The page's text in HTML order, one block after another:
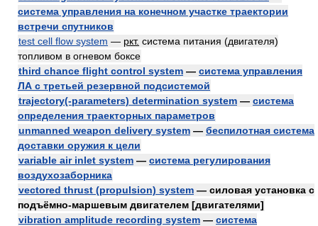
система управления на конечном участке траектории
встречи спутников
test cell flow system — ркт. система питания (двигателя)
топливом в огневом боксе
third chance flight control system — система управления
ЛА с третьей резервной подсистемой
trajectory(-parameters) determination system — система
определения траекторных параметров
unmanned weapon delivery system — беспилотная система
доставки оружия к цели
variable air inlet system — система регулирования
воздухозаборника
vectored thrust (propulsion) system — силовая установка с
подъёмно-маршевым двигателем [двигателями]
vibration amplitude recording system — система